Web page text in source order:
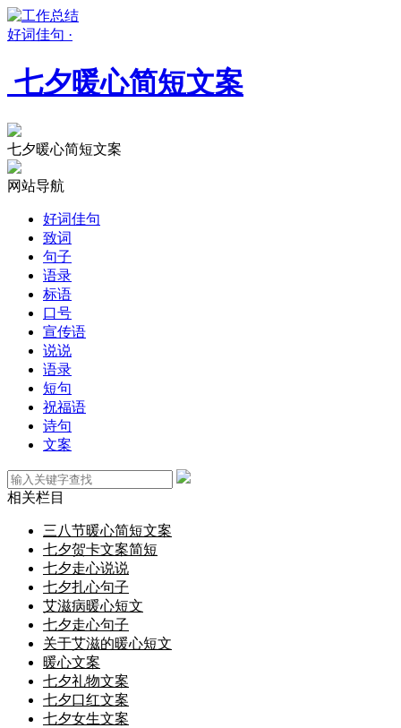
好词佳句 ·
七夕暖心简短文案
七夕暖心简短文案
网站导航
好词佳句
致词
句子
语录
标语
口号
宣传语
说说
语录
短句
祝福语
诗句
文案
相关栏目
三八节暖心简短文案
七夕贺卡文案简短
七夕走心说说
七夕扎心句子
艾滋病暖心短文
七夕走心句子
关于艾滋的暖心短文
暖心文案
七夕礼物文案
七夕口红文案
七夕女生文案